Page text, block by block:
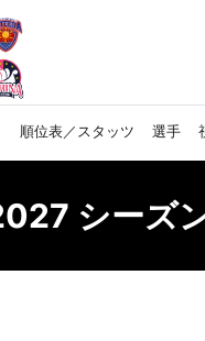
順位表／スタッツ 選手
シーズ